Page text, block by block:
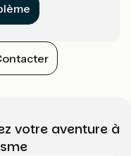
votre aventure à